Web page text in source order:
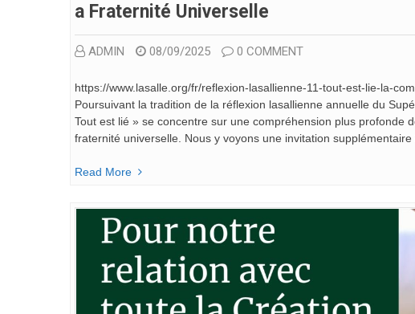
A Fraternité Universelle
ADMIN 08/09/2025 0 COMMENT
https://www.lasalle.org/fr/reflexion-lasallienne-11-tout-est-lie-la-
Poursuivant la tradition de la réflexion lasallienne annuelle du
Tout est lié » se concentre sur une compréhension plus profonde
fraternité universelle. Nous y voyons une invitation
Read More